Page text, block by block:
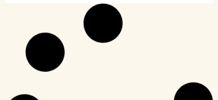
So gelingt
Schulentwicklung: Ein
Leitfaden für Ihre Schule